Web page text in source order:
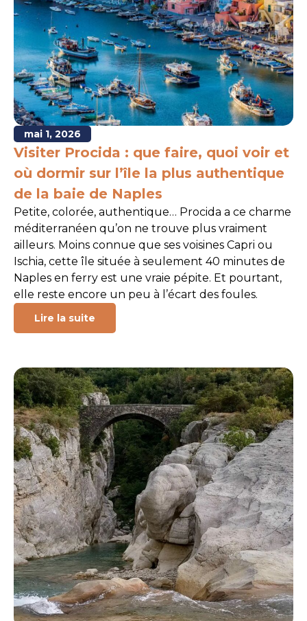
mai 1, 2026
Visiter Procida : que faire, quoi voir et
où dormir sur l’île la plus authentique
de la baie de Naples
Petite, colorée, authentique… Procida a ce charme
méditerranéen qu’on ne trouve plus vraiment
ailleurs. Moins connue que ses voisines Capri ou
Ischia, cette île située à seulement 40 minutes de
Naples en ferry est une vraie pépite. Et pourtant,
elle reste encore un peu à l’écart des foules.
Lire la suite